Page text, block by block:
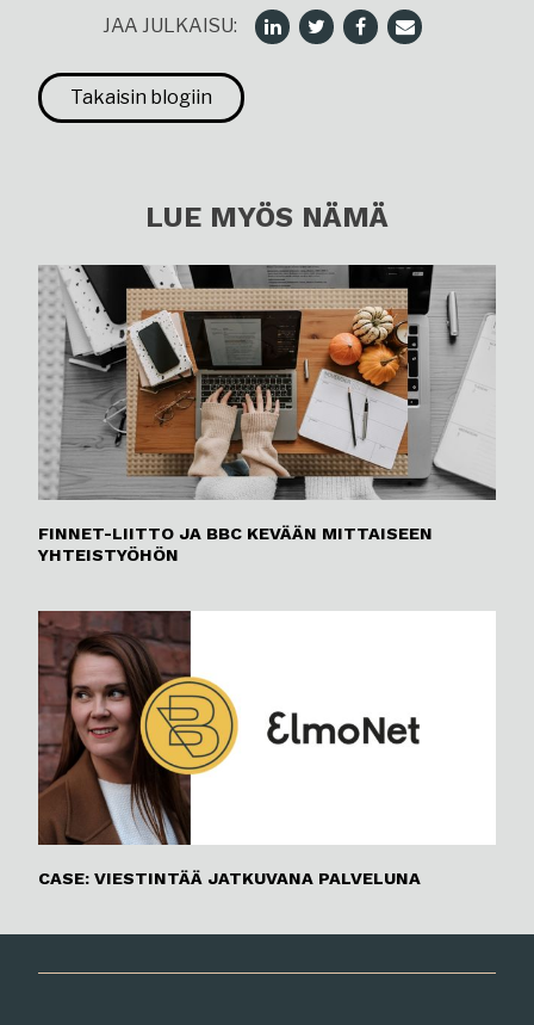
JAA JULKAISU:
Takaisin blogiin
LUE MYÖS NÄMÄ
FINNET-LIITTO JA BBC KEVÄÄN MITTAISEEN
YHTEISTYÖHÖN
CASE: VIESTINTÄÄ JATKUVANA PALVELUNA